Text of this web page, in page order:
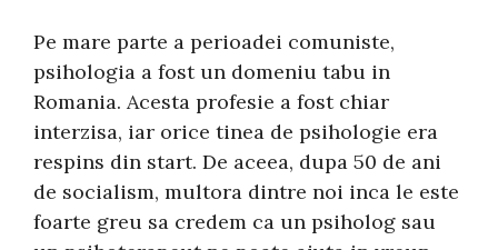
Pe mare parte a perioadei comuniste,
psihologia a fost un domeniu tabu in
Romania. Acesta profesie a fost chiar
interzisa, iar orice tinea de psihologie era
respins din start. De aceea, dupa 50 de ani
de socialism, multora dintre noi inca le este
foarte greu sa credem ca un psiholog sau